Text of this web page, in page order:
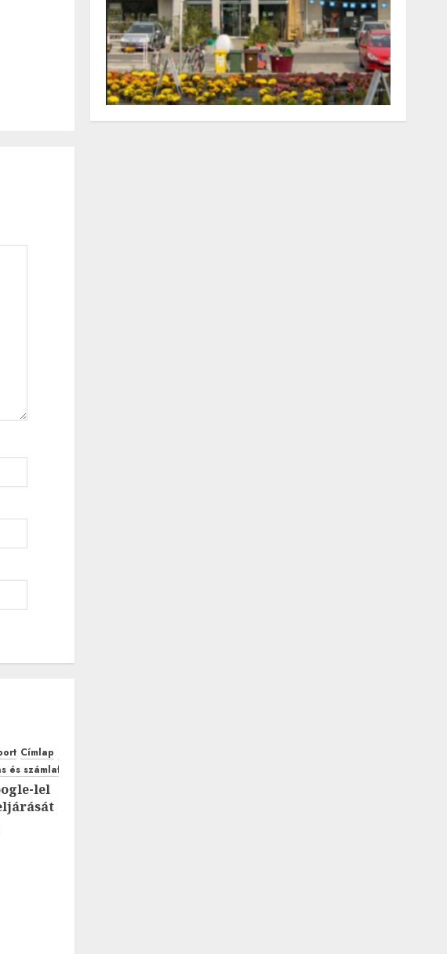
Címlap
és számlafeltörés károsultak
lel